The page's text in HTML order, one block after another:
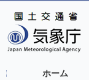
ホーム